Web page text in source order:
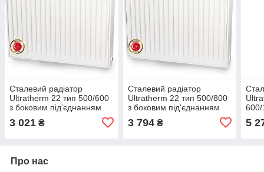
Сталевий радіатор
Ultratherm 22 тип 500/600
з боковим під'єднанням
3 021 ₴
Сталевий радіатор
Ultratherm 22 тип 500/800
з боковим під'єднанням
3 794₴
600/
5
Про нас